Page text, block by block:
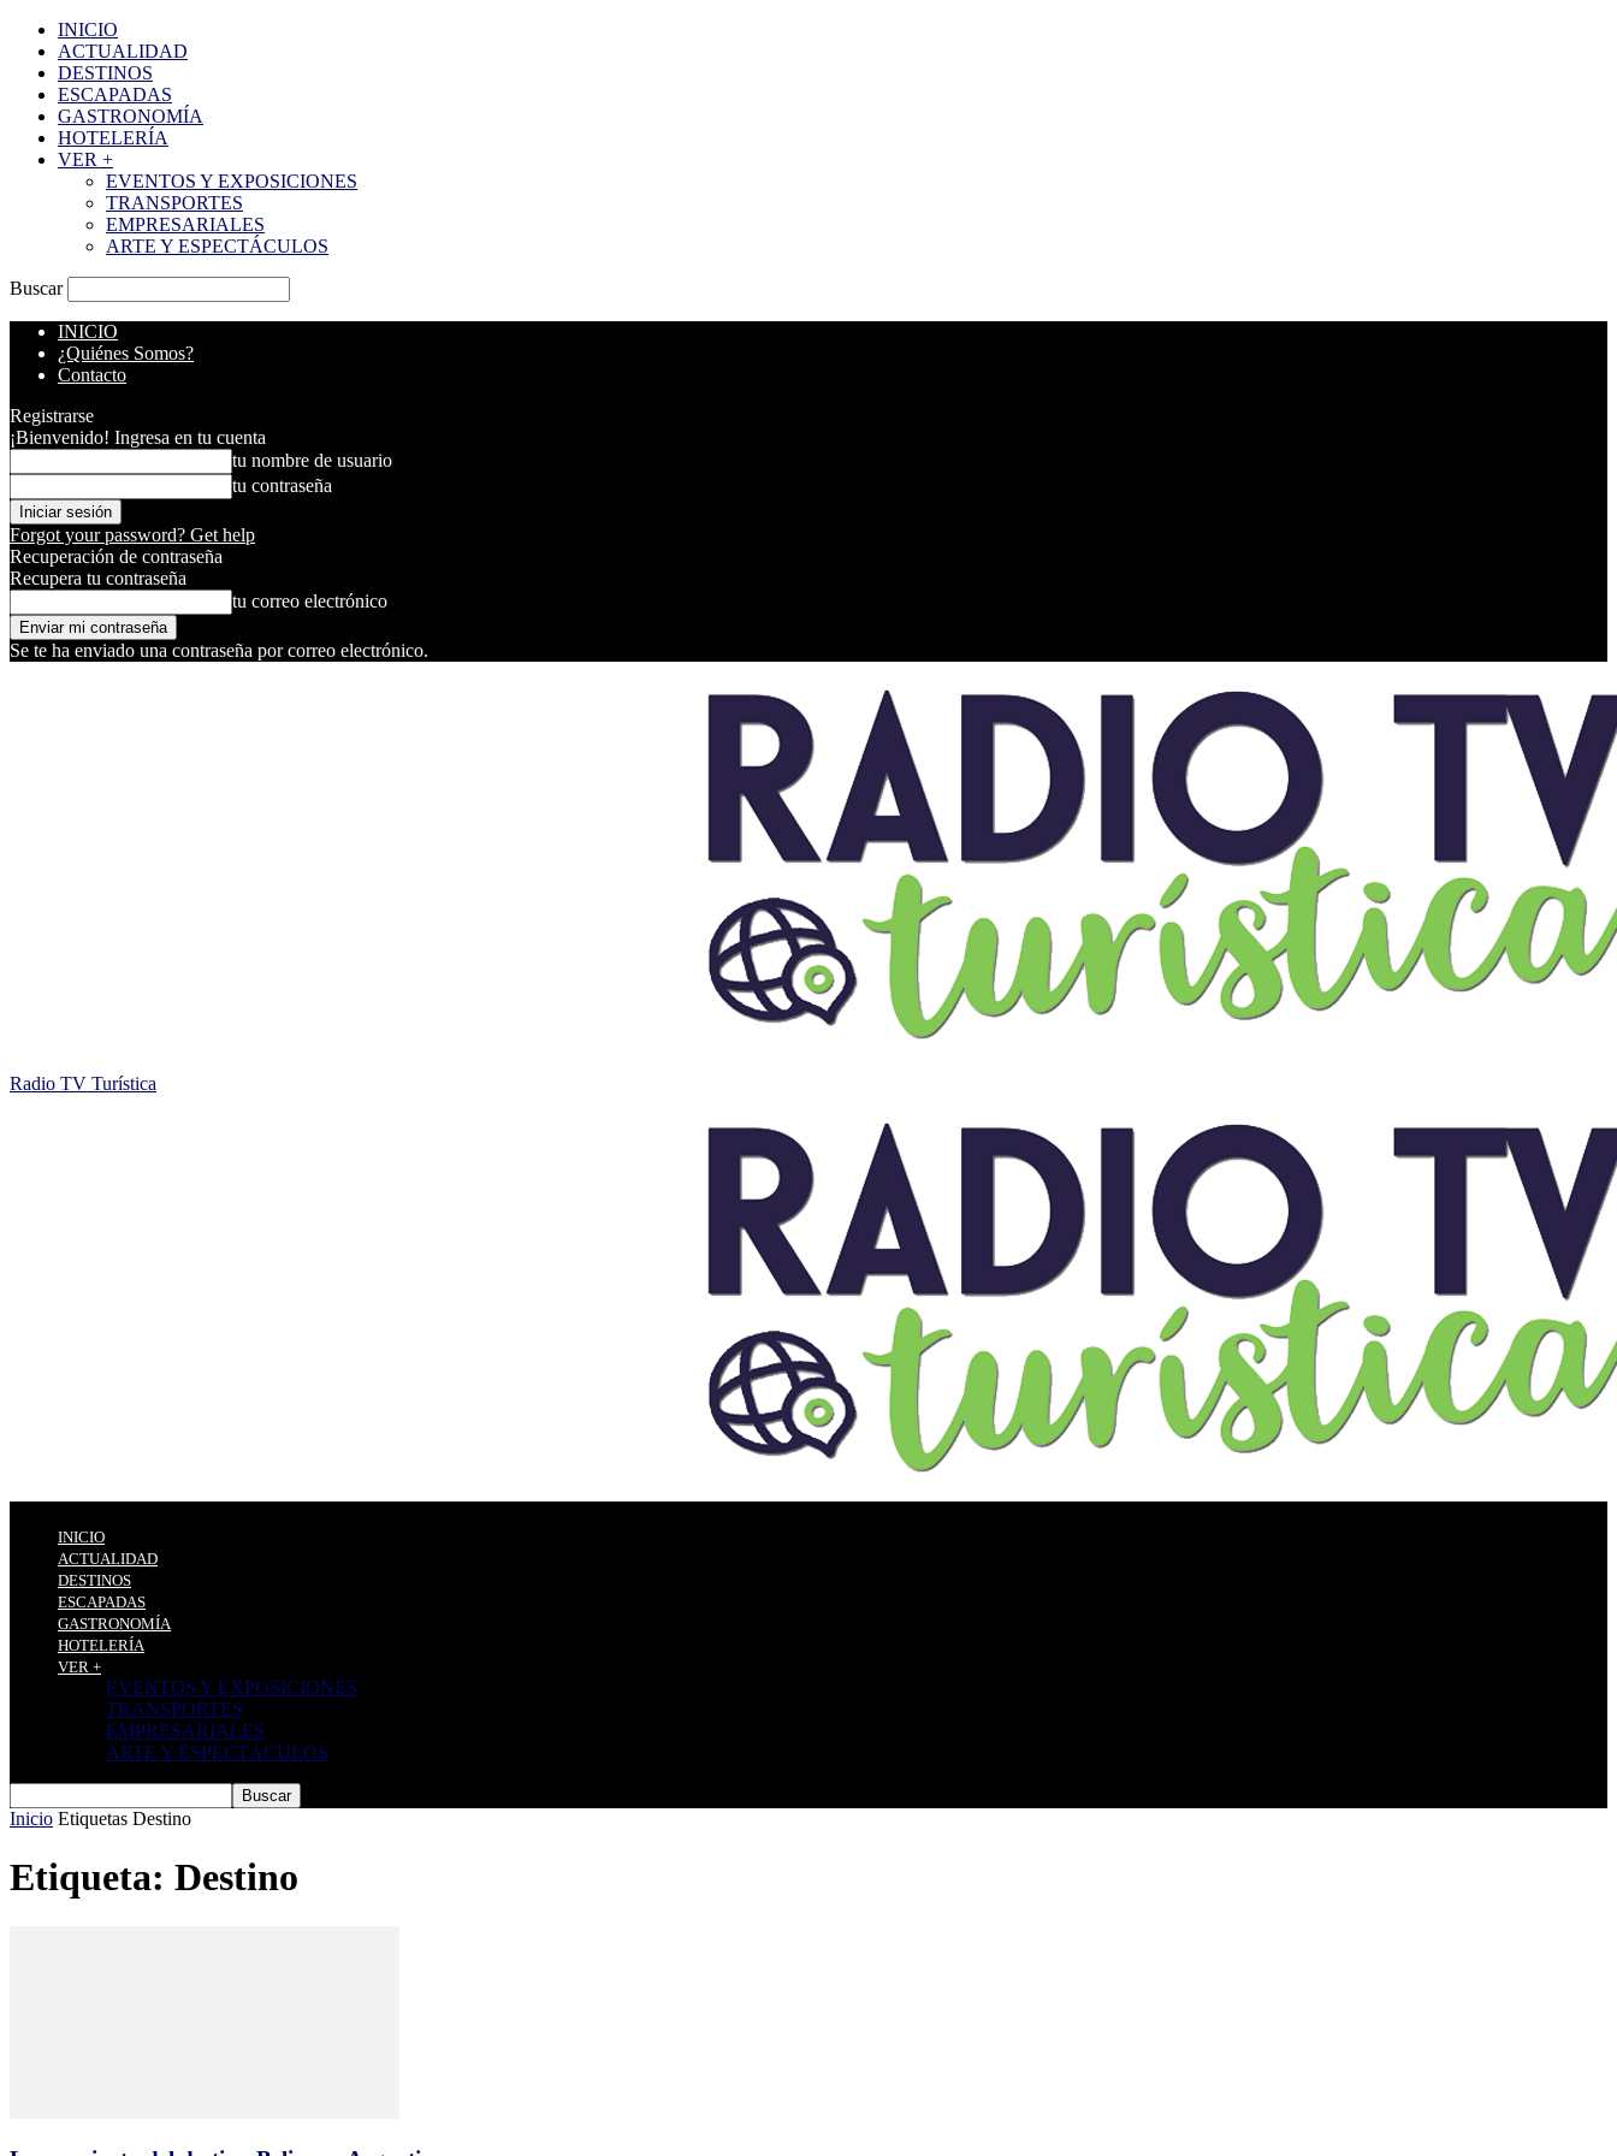
INICIO
ACTUALIDAD
DESTINOS
ESCAPADAS
GASTRONOMÍA
HOTELERÍA
VER +
EVENTOS Y EXPOSICIONES
TRANSPORTES
EMPRESARIALES
ARTE Y ESPECTÁCULOS
Buscar
INICIO
¿Quiénes Somos?
Contacto
Registrarse
¡Bienvenido! Ingresa en tu cuenta
tu nombre de usuario
tu contraseña
Forgot your password? Get help
Recuperación de contraseña
Recupera tu contraseña
tu correo electrónico
Se te ha enviado una contraseña por correo electrónico.
Radio TV Turística
INICIO
ACTUALIDAD
DESTINOS
ESCAPADAS
GASTRONOMÍA
HOTELERÍA
VER +
EVENTOS Y EXPOSICIONES
TRANSPORTES
EMPRESARIALES
ARTE Y ESPECTÁCULOS
Inicio Etiquetas Destino
Etiqueta: Destino